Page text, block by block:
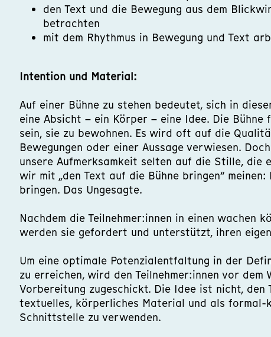
den Text und die Bewegung aus dem
betrachten
mit dem Rhythmus in Bewegung und Text
Intention und Material:
Auf einer Bühne zu stehen bedeutet, sich in
eine Absicht – ein Körper – eine Idee. Die
sein, sie zu bewohnen. Es wird oft auf die
Bewegungen oder einer Aussage verwiesen.
unsere Aufmerksamkeit selten auf die Stille, die
wir mit „den Text auf die Bühne bringen“
bringen. Das Ungesagte.
Nachdem die Teilnehmer:innen in einen wachen
werden sie gefordert und unterstützt, ihren
Um eine optimale Potenzialentfaltung in der
zu erreichen, wird den Teilnehmer:innen vor
Vorbereitung zugeschickt. Die Idee ist nicht,
textuelles, körperliches Material und als
Schnittstelle zu verwenden.